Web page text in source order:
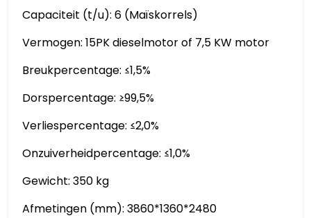
Capaciteit (t/u): 6 (Maïskorrels)
Vermogen: 15PK dieselmotor of 7,5 KW motor
Breukpercentage: ≤1,5%
Dorspercentage: ≥99,5%
Verliespercentage: ≤2,0%
Onzuiverheidpercentage: ≤1,0%
Gewicht: 350 kg
Afmetingen (mm): 3860*1360*2480